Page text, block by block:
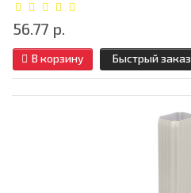
56.77 р.
В корзину Быстрый заказ